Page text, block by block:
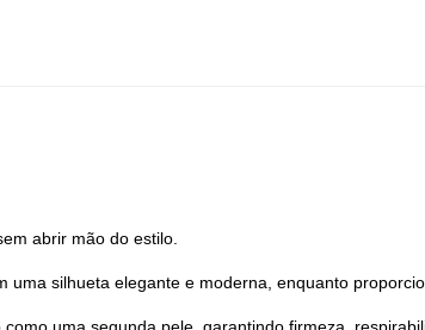
abrir mão do estilo.
silhueta elegante e moderna, enquanto